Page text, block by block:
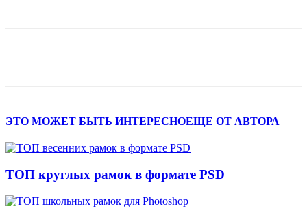
ЭТО МОЖЕТ БЫТЬ ИНТЕРЕСНОЕЩЕ ОТ АВТОРА
ТОП круглых рамок в формате PSD